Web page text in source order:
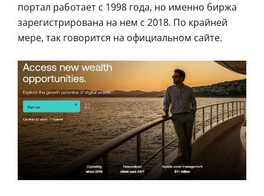
портал работает с 1998 года, но именно биржа
зарегистрирована на нем с 2018. По крайней
мере, так говорится на официальном сайте.